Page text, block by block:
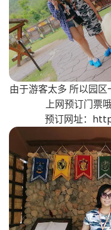
由于游客太多 所以园
上网预订门票
预订网址：